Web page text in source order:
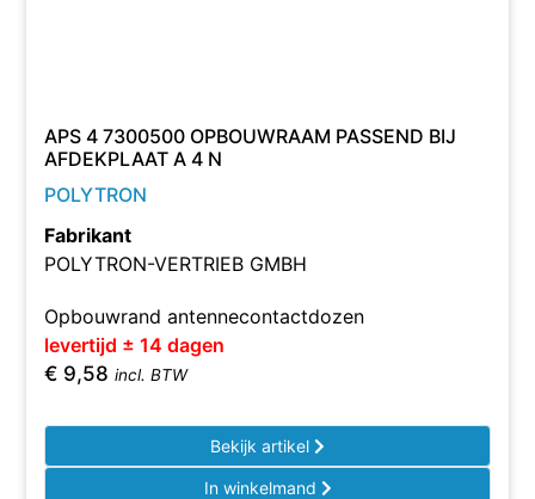
APS 4 7300500 OPBOUWRAAM PASSEND BIJ
AFDEKPLAAT A 4 N
POLYTRON
Fabrikant
POLYTRON-VERTRIEB GMBH
Opbouwrand antennecontactdozen
levertijd ± 14 dagen
€ 9,58 incl. BTW
Bekijk artikel
In winkelmand